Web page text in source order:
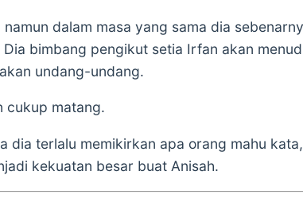
dalam masa yang sama dia
bimbang pengikut setia Irfan akan
undang-undang.
cukup matang.
dia terlalu memikirkan apa orang mahu
kekuatan besar buat Anisah.